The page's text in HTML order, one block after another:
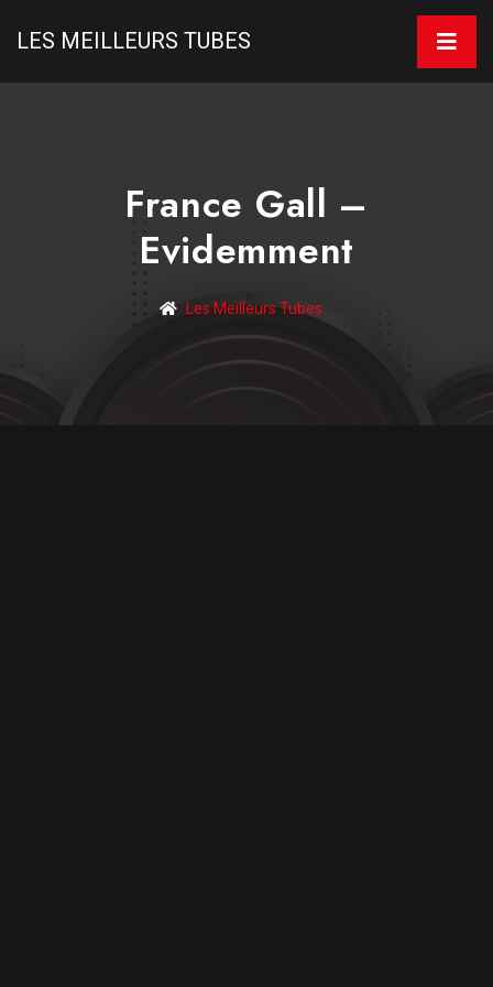
LES MEILLEURS TUBES
France Gall –
Evidemment
Les Meilleurs Tubes